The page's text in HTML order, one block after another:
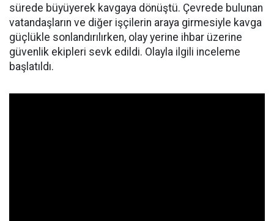
sürede büyüyerek kavgaya dönüştü. Çevrede bulunan
vatandaşların ve diğer işçilerin araya girmesiyle kavga
güçlükle sonlandırılırken, olay yerine ihbar üzerine
güvenlik ekipleri sevk edildi. Olayla ilgili inceleme
başlatıldı.